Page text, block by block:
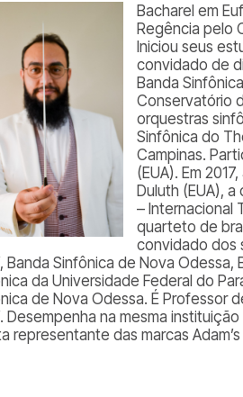
Bacharel em
Regência pelo
Iniciou seus
convidado de
Banda
Conservatório
orquestras
Sinfônica do
Campinas.
(EUA). Em
Duluth (EUA),
–Internacional
quarteto de
convidado dos
Banda Sinfônica de Nova Odessa,
da Universidade Federal do
de Nova Odessa. É Professor
Desempenha na mesma
representante das marcas